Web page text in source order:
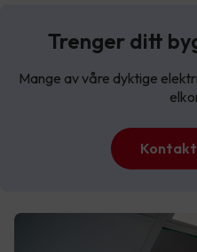
Trenger ditt
Mange av våre dyktige
Kontakt